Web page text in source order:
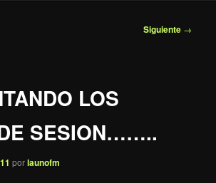
Siguiente →
LOS
SESION……..
porlaunofm